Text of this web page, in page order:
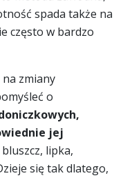
spada także na
często w bardzo
zmiany
o
jej
lipka,
się tak dlatego,